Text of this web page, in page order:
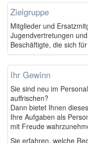
Zielgruppe
Mitglieder und
Jugendvertretungen
Beschäftigte, die sich
Ihr Gewinn
Sie sind neu im
auffrischen?
Dann bietet Ihnen
Ihre Aufgaben als
mit Freude
Sie erfahren, welche